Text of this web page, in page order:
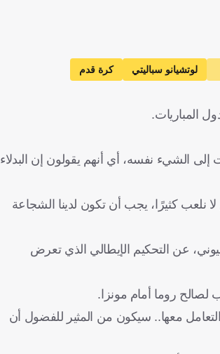
لوتشيانو سباليتي كرة قدم
المباريات.
تنتهي النقاشات إلى الشيء نفسه، أي أنهم يقولون إن البدلاء
نلعب كثيرًا، يجب أن تكون لدينا الشجاعة
عن التحكيم الإيطالي الذي تعرض
لصالح روما أمام مونزا.
معها.. سيكون من المثير للفضول أن